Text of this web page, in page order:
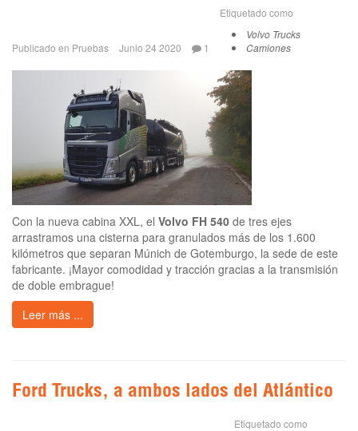
Publicado en Pruebas Junio 24 2020 1
Etiquetado como
Volvo Trucks
Camiones
Con la nueva cabina XXL, el Volvo FH 540 de tres ejes
arrastramos una cisterna para granulados más de los 1.600
kilómetros que separan Múnich de Gotemburgo, la sede de este
fabricante. ¡Mayor comodidad y tracción gracias a la transmisión
de doble embrague!
Leer más ...
Ford Trucks, a ambos lados del Atlántico
Etiquetado como